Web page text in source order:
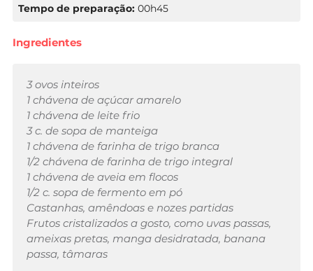
Tempo de preparação: 00h45
Ingredientes
3 ovos inteiros
1 chávena de açúcar amarelo
1 chávena de leite frio
3 c. de sopa de manteiga
1 chávena de farinha de trigo branca
1/2 chávena de farinha de trigo integral
1 chávena de aveia em flocos
1/2 c. sopa de fermento em pó
Castanhas, amêndoas e nozes partidas
Frutos cristalizados a gosto, como uvas passas,
ameixas pretas, manga desidratada, banana
passa, tâmaras